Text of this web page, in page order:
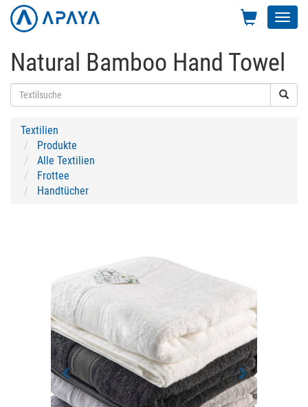
Natural Bamboo Hand Towel
Textilien
Produkte
Alle Textilien
Frottee
Handtücher